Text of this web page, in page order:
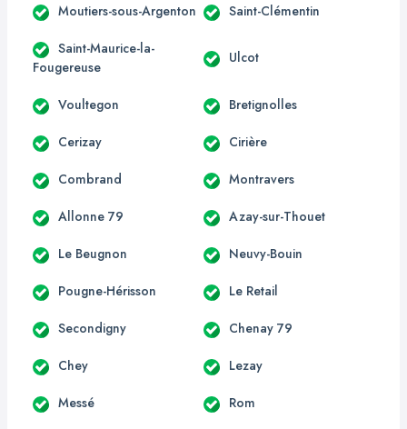
Moutiers-sous-Argenton Saint-Clémentin
Saint-Maurice-la-
Fougereuse
Ulcot
Voultegon Bretignolles
Cerizay Cirière
Combrand Montravers
Allonne 79 Azay-sur-Thouet
Le Beugnon Neuvy-Bouin
Pougne-Hérisson Le Retail
Secondigny Chenay 79
Chey Lezay
Messé Rom